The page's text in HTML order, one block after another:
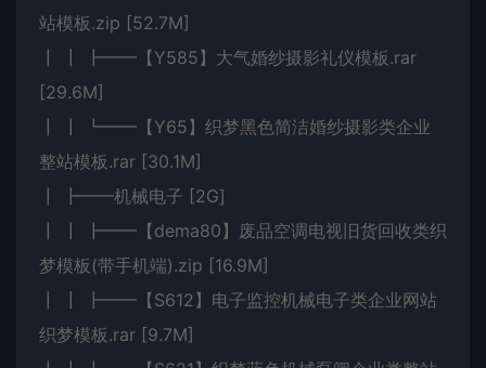
站模板.zip [52.7M]
┃ ┃ ┣━━【Y585】大气婚纱摄影礼仪模板.rar
[29.6M]
┃ ┃ ┗━━【Y65】织梦黑色简洁婚纱摄影类企业
整站模板.rar [30.1M]
┃ ┣━━机械电子 [2G]
┃ ┃ ┣━━【dema80】废品空调电视旧货回收类织
梦模板(带手机端).zip [16.9M]
┃ ┃ ┣━━【S612】电子监控机械电子类企业网站
织梦模板.rar [9.7M]